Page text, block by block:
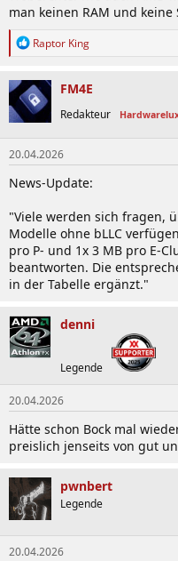
man keinen RAM und keine
R
k
t
i
o
n
e
n
:
Raptor King
FM4E
Redakteur
20.04.2026
News-Update:
"Viele werden sich fragen,
Modelle ohne bLLC
pro P- und 1x 3 MB pro E-
beantworten. Die
in der Tabelle ergänzt."
denni
Legende
20.04.2026
Hätte schon Bock mal
preislich jenseits von gut
pwnbert
Legende
20.04.2026